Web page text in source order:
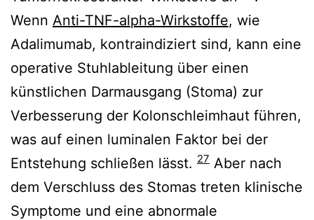
Wenn Anti-TNF-alpha-Wirkstoffe, wie
Adalimumab, kontraindiziert sind, kann eine
operative Stuhlableitung über einen
künstlichen Darmausgang (Stoma) zur
Verbesserung der Kolonschleimhaut führen,
was auf einen luminalen Faktor bei der
Entstehung schließen lässt. 27 Aber nach
dem Verschluss des Stomas treten klinische
Symptome und eine abnormale